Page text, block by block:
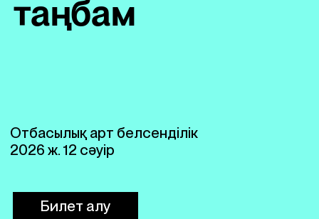
таңбам
Отбасылық арт белсенділік
2026 ж. 12 сәуір
Билет алу